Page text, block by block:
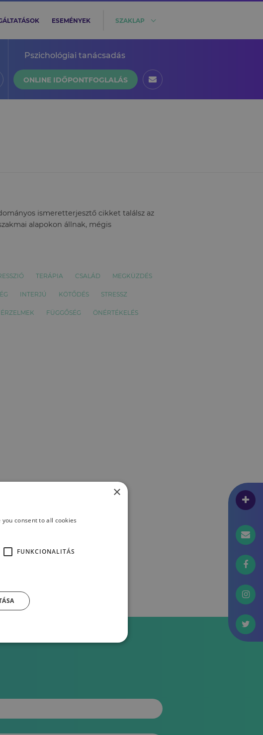
ESEMÉNYEK SZAKLAP
Pszichológiai tanácsadás
ONLINE IDŐPONTFOGLALÁS
ismeretterjesztő cikket találsz az
alapokon állnak, mégis
TERÁPIA CSALÁD MEGKÜZDÉS
INTERJÚ KÖTŐDÉS STRESSZ
ÉRZELMEK FÜGGŐSÉG ÖNÉRTÉKELÉS
×
consent to all cookies
FUNKCIONALITÁS